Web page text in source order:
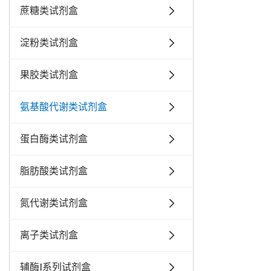
蔗糖类试剂盒
淀粉类试剂盒
果胶类试剂盒
氨基酸代谢类试剂盒
蛋白酶类试剂盒
脂肪酸类试剂盒
氮代谢类试剂盒
离子类试剂盒
辅酶I系列试剂盒